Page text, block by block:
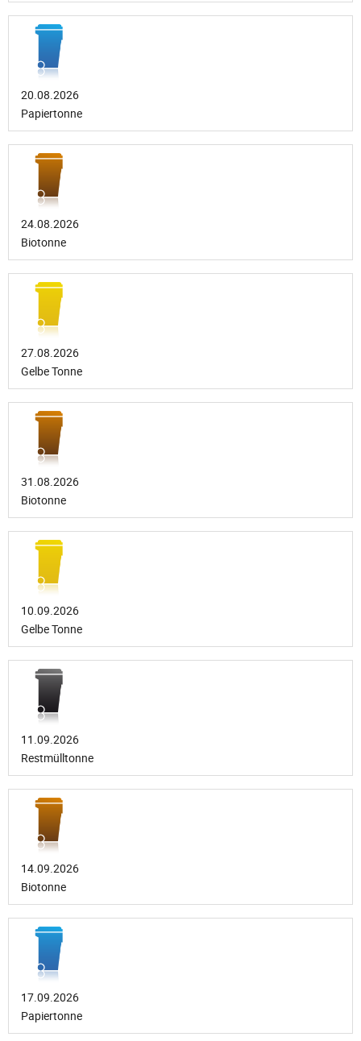
20.08.2026
Papiertonne
24.08.2026
Biotonne
27.08.2026
Gelbe Tonne
31.08.2026
Biotonne
10.09.2026
Gelbe Tonne
11.09.2026
Restmülltonne
14.09.2026
Biotonne
17.09.2026
Papiertonne